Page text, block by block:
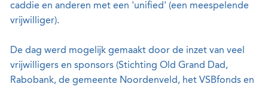
caddie en anderen met een 'unified' (een meespelende
vrijwilliger).
De dag werd mogelijk gemaakt door de inzet van veel
vrijwilligers en sponsors (Stichting Old Grand Dad,
Rabobank, de gemeente Noordenveld, het VSBfonds en